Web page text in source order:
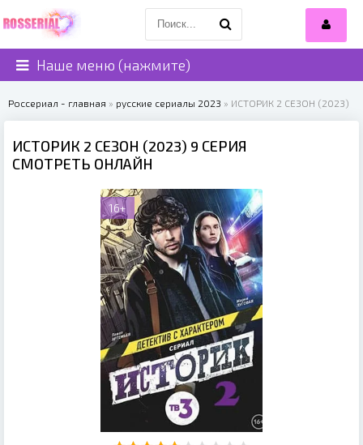
Наше меню (нажмите)
Россериал - главная » русские сериалы 2023 » ИСТОРИК 2 СЕЗОН (2023)
ИСТОРИК 2 СЕЗОН (2023) 9 СЕРИЯ
СМОТРЕТЬ ОНЛАЙН
16+